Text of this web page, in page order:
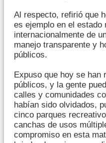
Al respecto, refirió que
es ejemplo en el estado
internacionalmente de
manejo transparente y
públicos.
Expuso que hoy se han
públicos, y la gente
calles y comunidades
habían sido olvidados,
cinco parques
canchas de usos
compromiso en esta